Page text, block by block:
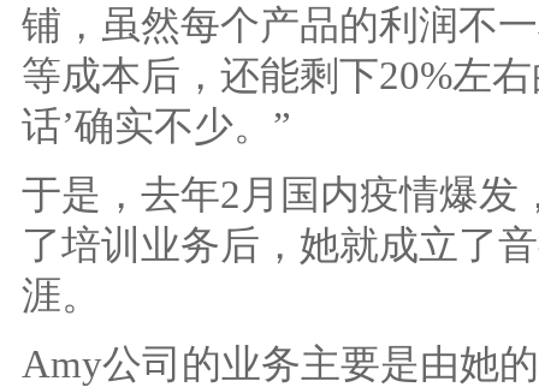
铺，虽然每个产品的利润不
等成本后，还能剩下20%左
话’确实不少。”
于是，去年2月国内疫情爆
了培训业务后，她就成立了
涯。
Amy公司的业务主要是由她